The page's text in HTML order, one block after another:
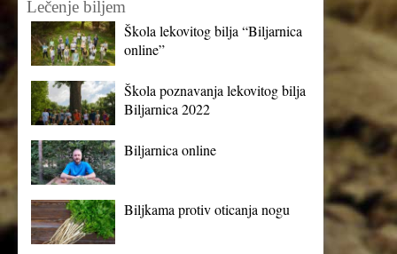
Lečenje biljem
Škola lekovitog bilja “Biljarnica
online”
Škola poznavanja lekovitog bilja
Biljarnica 2022
Biljarnica online
Biljkama protiv oticanja nogu